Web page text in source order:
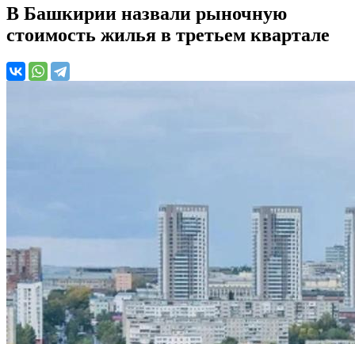
В Башкирии назвали рыночную
стоимость жилья в третьем квартале